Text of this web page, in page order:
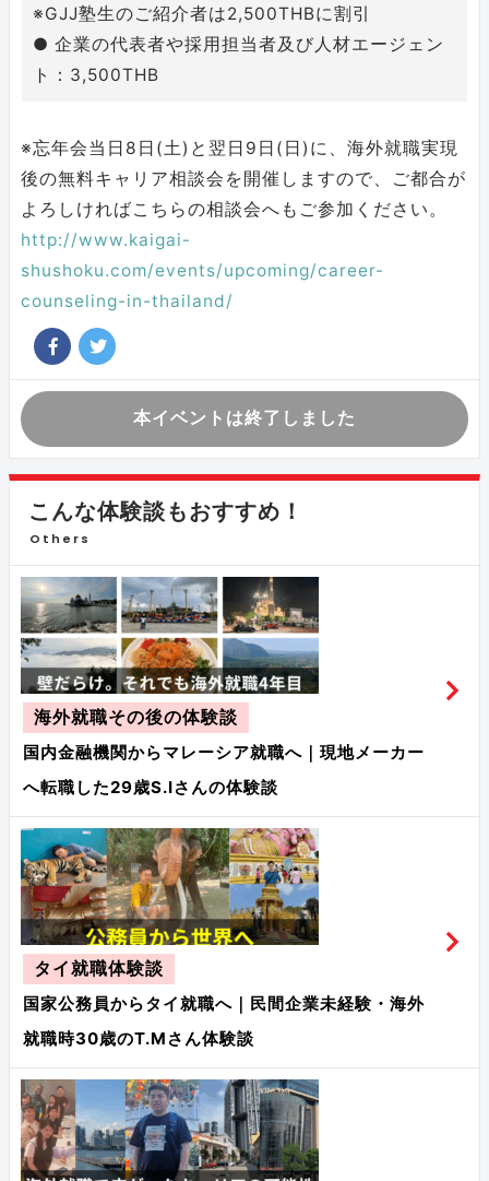
※GJJ塾生のご紹介者は2,500THBに割引
● 企業の代表者や採用担当者及び人材エージェン
ト：3,500THB
※忘年会当日8日(土)と翌日9日(日)に、海外就職実現
後の無料キャリア相談会を開催しますので、ご都合が
よろしければこちらの相談会へもご参加ください。
http://www.kaigai-
shushoku.com/events/upcoming/career-
counseling-in-thailand/
本イベントは終了しました
こんな体験談もおすすめ！
Others
海外就職その後の体験談
国内金融機関からマレーシア就職へ｜現地メーカー
へ転職した29歳S.Iさんの体験談
タイ就職体験談
国家公務員からタイ就職へ｜民間企業未経験・海外
就職時30歳のT.Mさん体験談